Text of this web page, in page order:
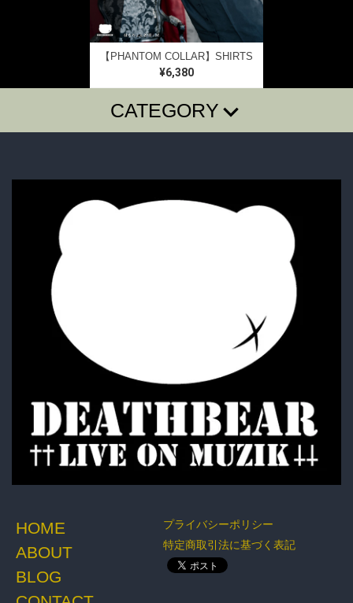
【PHANTOM COLLAR】SHIRTS
¥6,380
CATEGORY
T-SHIRTS LONG SLEEVE T
ACCESSORY
HOME
ABOUT
BLOG
プライバシーポリシー
特定商取引法に基づく表記